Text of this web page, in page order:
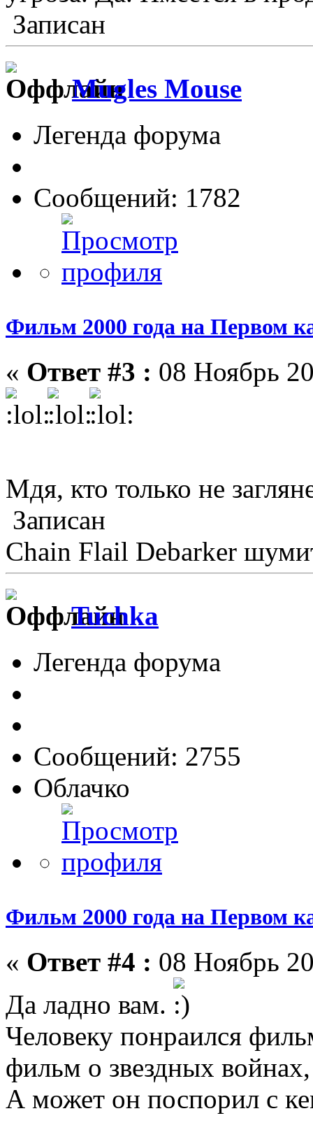
Записан
Mugles Mouse
Легенда форума
Сообщений: 1782
Фильм 2000 года на Первом
« Ответ #3 : 08 Ноябрь
Мдя, кто только не
Записан
Chain Flail Debarker
Tuchka
Легенда форума
Сообщений: 2755
Облачко
Фильм 2000 года на Первом
« Ответ #4 : 08 Ноябрь
Да ладно вам.
Человеку понраился
фильм о звездных
А может он поспорил с